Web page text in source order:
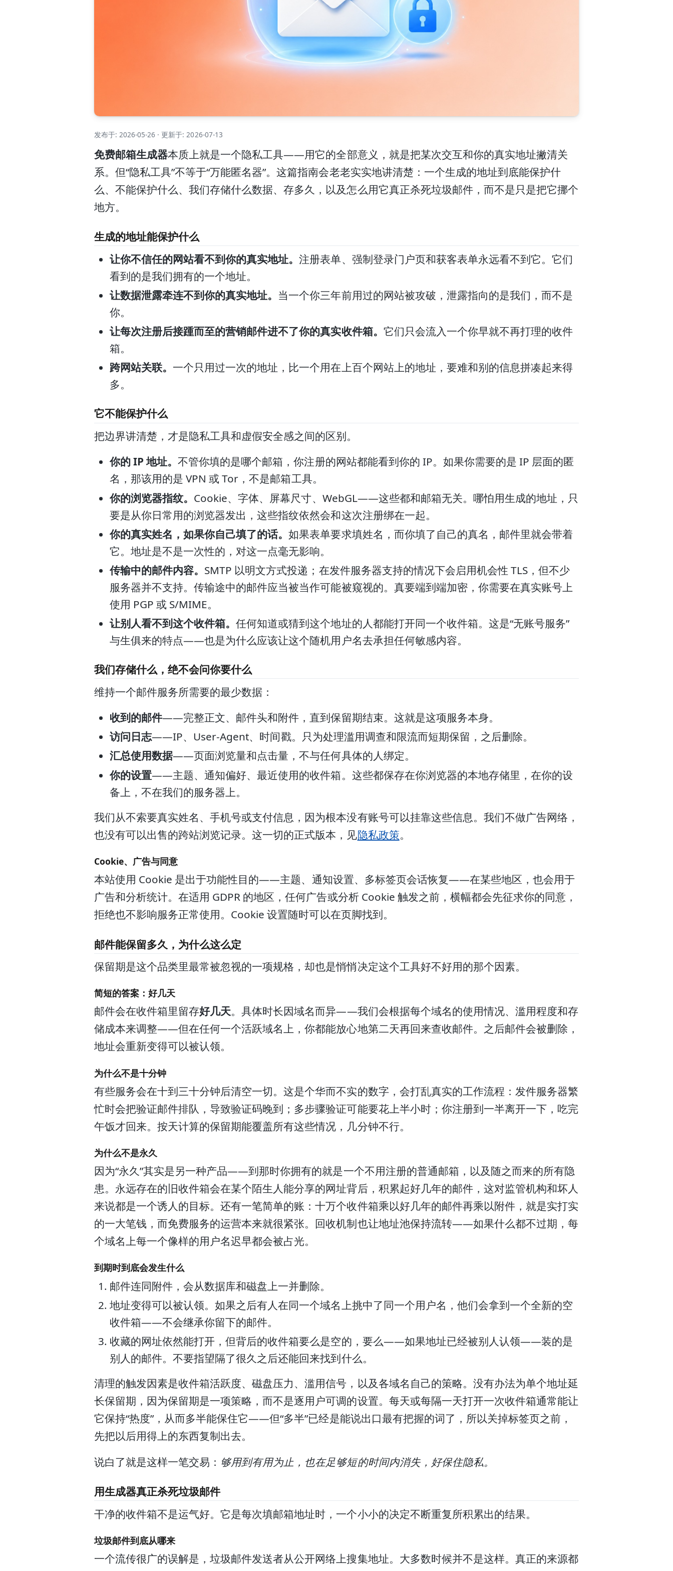
发布于: 2026-05-26 ·更新于: 2026-07-13
免费邮箱生成器本质上就是一个隐私工具——用它的全部意义，就是把某次交互和你的真实地址撇清关
系。但“隐私工具”不等于“万能匿名器”。这篇指南会老老实实地讲清楚：一个生成的地址到底能保护什
么、不能保护什么、我们存储什么数据、存多久，以及怎么用它真正杀死垃圾邮件，而不是只是把它挪个
地方。
生成的地址能保护什么
让你不信任的网站看不到你的真实地址。注册表单、强制登录门户页和获客表单永远看不到它。它们
看到的是我们拥有的一个地址。
让数据泄露牵连不到你的真实地址。 当一个你三年前用过的网站被攻破，泄露指向的是我们，而不是
你。
让每次注册后接踵而至的营销邮件进不了你的真实收件箱。 它们只会流入一个你早就不再打理的收件
箱。
跨网站关联。 一个只用过一次的地址，比一个用在上百个网站上的地址，要难和别的信息拼凑起来得
多。
它不能保护什么
把边界讲清楚，才是隐私工具和虚假安全感之间的区别。
你的 IP 地址。不管你填的是哪个邮箱，你注册的网站都能看到你的 IP。如果你需要的是 IP 层面的匿
名，那该用的是 VPN 或 Tor，不是邮箱工具。
你的浏览器指纹。 Cookie、字体、屏幕尺寸、WebGL——这些都和邮箱无关。哪怕用生成的地址，只
要是从你日常用的浏览器发出，这些指纹依然会和这次注册绑在一起。
你的真实姓名，如果你自己填了的话。如果表单要求填姓名，而你填了自己的真名，邮件里就会带着
它。地址是不是一次性的，对这一点毫无影响。
传输中的邮件内容。 SMTP 以明文方式投递；在发件服务器支持的情况下会启用机会性 TLS，但不少
服务器并不支持。传输途中的邮件应当被当作可能被窥视的。真要端到端加密，你需要在真实账号上
使用 PGP 或 S/MIME。
让别人看不到这个收件箱。任何知道或猜到这个地址的人都能打开同一个收件箱。这是“无账号服务”
与生俱来的特点——也是为什么应该让这个随机用户名去承担任何敏感内容。
我们存储什么，绝不会问你要什么
维持一个邮件服务所需要的最少数据：
收到的邮件——完整正文、邮件头和附件，直到保留期结束。这就是这项服务本身。
访问日志——IP、User-Agent、时间戳。只为处理滥用调查和限流而短期保留，之后删除。
汇总使用数据——页面浏览量和点击量，不与任何具体的人绑定。
你的设置——主题、通知偏好、最近使用的收件箱。这些都保存在你浏览器的本地存储里，在你的设
备上，不在我们的服务器上。
我们从不索要真实姓名、手机号或支付信息，因为根本没有账号可以挂靠这些信息。我们不做广告网络，
也没有可以出售的跨站浏览记录。这一切的正式版本，见隐私政策。
Cookie、广告与同意
本站使用 Cookie 是出于功能性目的——主题、通知设置、多标签页会话恢复——在某些地区，也会用于
广告和分析统计。在适用 GDPR 的地区，任何广告或分析 Cookie 触发之前，横幅都会先征求你的同意，
拒绝也不影响服务正常使用。Cookie 设置随时可以在页脚找到。
邮件能保留多久，为什么这么定
保留期是这个品类里最常被忽视的一项规格，却也是悄悄决定这个工具好不好用的那个因素。
简短的答案：好几天
邮件会在收件箱里留存好几天。具体时长因域名而异——我们会根据每个域名的使用情况、滥用程度和存
储成本来调整——但在任何一个活跃域名上，你都能放心地第二天再回来查收邮件。之后邮件会被删除，
地址会重新变得可以被认领。
为什么不是十分钟
有些服务会在十到三十分钟后清空一切。这是个华而不实的数字，会打乱真实的工作流程：发件服务器繁
忙时会把验证邮件排队，导致验证码晚到；多步骤验证可能要花上半小时；你注册到一半离开一下，吃完
午饭才回来。按天计算的保留期能覆盖所有这些情况，几分钟不行。
为什么不是永久
因为“永久”其实是另一种产品——到那时你拥有的就是一个不用注册的普通邮箱，以及随之而来的所有隐
患。永远存在的旧收件箱会在某个陌生人能分享的网址背后，积累起好几年的邮件，这对监管机构和坏人
来说都是一个诱人的目标。还有一笔简单的账：十万个收件箱乘以好几年的邮件再乘以附件，就是实打实
的一大笔钱，而免费服务的运营本来就很紧张。回收机制也让地址池保持流转——如果什么都不过期，每
个域名上每一个像样的用户名迟早都会被占光。
到期时到底会发生什么
邮件连同附件，会从数据库和磁盘上一并删除。
地址变得可以被认领。如果之后有人在同一个域名上挑中了同一个用户名，他们会拿到一个全新的空
收件箱——不会继承你留下的邮件。
收藏的网址依然能打开，但背后的收件箱要么是空的，要么——如果地址已经被别人认领——装的是
别人的邮件。不要指望隔了很久之后还能回来找到什么。
清理的触发因素是收件箱活跃度、磁盘压力、滥用信号，以及各域名自己的策略。没有办法为单个地址延
长保留期，因为保留期是一项策略，而不是逐用户可调的设置。每天或每隔一天打开一次收件箱通常能让
它保持“热度”，从而多半能保住它——但“多半”已经是能说出口最有把握的词了，所以关掉标签页之前，
先把以后用得上的东西复制出去。
说白了就是这样一笔交易： 够用到有用为止，也在足够短的时间内消失，好保住隐私。
用生成器真正杀死垃圾邮件
干净的收件箱不是运气好。它是每次填邮箱地址时，一个小小的决定不断重复所积累出的结果。
垃圾邮件到底从哪来
一个流传很广的误解是，垃圾邮件发送者从公开网络上搜集地址。大多数时候并不是这样。真正的来源都